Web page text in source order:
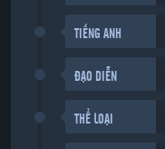
TIẾNG ANH
ĐẠO DIỄN
THỂ LOẠI